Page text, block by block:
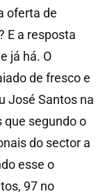
oferta de
E a resposta
já há. O
de fresco e
José Santos na
que segundo o
do sector a
esse o
97 no